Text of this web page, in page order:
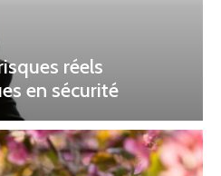
réels
en sécurité